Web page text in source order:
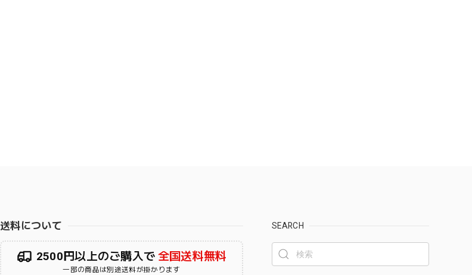
送料について
2500円以上のご購入で 全国送料無料
一部の商品は別途送料が掛かります
SEARCH